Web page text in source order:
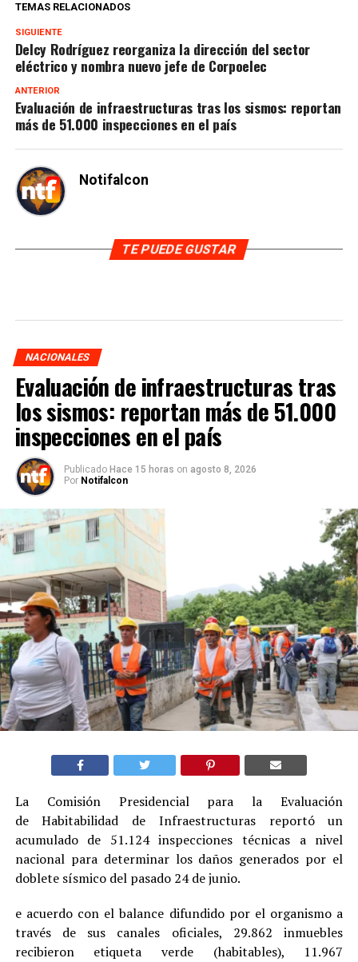
TEMAS RELACIONADOS
SIGUIENTE
Delcy Rodríguez reorganiza la dirección del sector
eléctrico y nombra nuevo jefe de Corpoelec
ANTERIOR
Evaluación de infraestructuras tras los sismos: reportan
más de 51.000 inspecciones en el país
Notifalcon
TE PUEDE GUSTAR
NACIONALES
Evaluación de infraestructuras tras
los sismos: reportan más de 51.000
inspecciones en el país
Publicado Hace 15 horas on agosto 8, 2026
Por Notifalcon
La Comisión Presidencial para la Evaluación
de Habitabilidad de Infraestructuras reportó un
acumulado de 51.124 inspecciones técnicas a nivel
nacional para determinar los daños generados por el
doblete sísmico del pasado 24 de junio.
e acuerdo con el balance difundido por el organismo a
través de sus canales oficiales, 29.862 inmuebles
recibieron etiqueta verde (habitables), 11.967